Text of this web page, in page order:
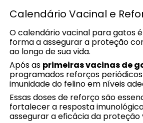
Calendário Vacinal e
O calendário vacinal para gatos
forma a assegurar a proteção
ao longo de sua vida.
Após as primeiras vacinas de
programados reforços
imunidade do felino em níveis
Essas doses de reforço são
fortalecer a resposta
assegurar a eficácia da proteção